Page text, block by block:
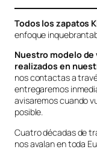
Todos los zapatos
enfoque
Nuestro modelo de
realizados en
nos contactas a
entregaremos
avisaremos cuando
posible.
Cuatro décadas de
nos avalan en toda